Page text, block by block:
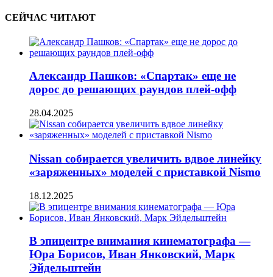
СЕЙЧАС ЧИТАЮТ
Александр Пашков: «Спартак» еще не
дорос до решающих раундов плей-офф
28.04.2025
Nissan собирается увеличить вдвое линейку
«заряженных» моделей с приставкой Nismo
18.12.2025
В эпицентре внимания кинематографа —
Юра Борисов, Иван Янковский, Марк
Эйдельштейн